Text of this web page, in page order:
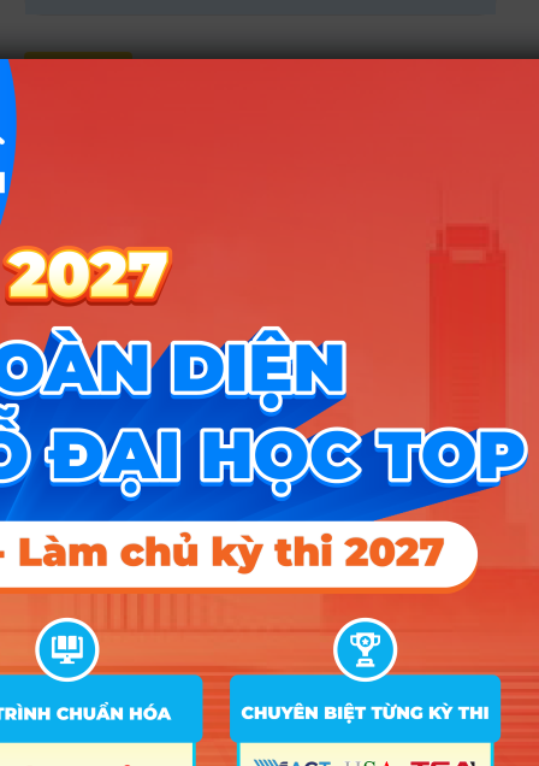
CÔNG CỤ TRA CỨU
➜Trắc nghiệm MBTI
➜ Đề án tuyển sinh
➜Tra cứu tổ hợp môn
➜Quy đổi điểm thi
➜
Điểm chuẩn Đại học
➜Xếp hạng điểm thi